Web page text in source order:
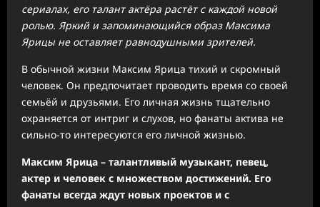
сериалах, его талант актёра растёт с каждой новой
ролью. Яркий и запоминающийся образ Максима
Ярицы не оставляет равнодушными зрителей.
В обычной жизни Максим Ярица тихий и скромный
человек. Он предпочитает проводить время со своей
семьёй и друзьями. Его личная жизнь тщательно
охраняется от интриг и слухов, но фанаты актива не
сильно-то интересуются его личной жизнью.
Максим Ярица – талантливый музыкант, певец,
актер и человек с множеством достижений. Его
фанаты всегда ждут новых проектов и с